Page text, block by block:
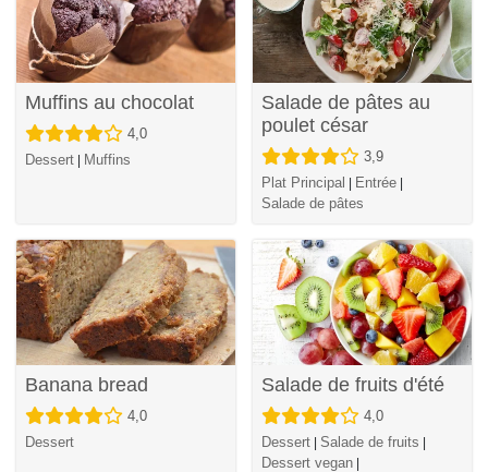
Muffins au chocolat
4,0
Dessert | Muffins
Salade de pâtes au
poulet césar
3,9
Plat Principal | Entrée |
Salade de pâtes
Banana bread
4,0
Dessert
Salade de fruits d'été
4,0
Dessert | Salade de fruits |
Dessert vegan |